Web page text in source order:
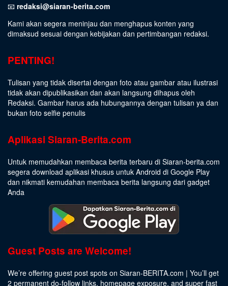
📧 redaksi@siaran-berita.com
Kami akan segera meninjau dan menghapus konten yang
dimaksud sesuai dengan kebijakan dan pertimbangan redaksi.
PENTING!
Tulisan yang tidak disertai dengan foto atau gambar atau ilustrasi
tidak akan dipublikasikan dan akan langsung dihapus oleh
Redaksi. Gambar harus ada hubungannya dengan tulisan ya dan
bukan foto selfie penulis
Aplikasi Siaran-Berita.com
Untuk memudahkan membaca berita terbaru di Siaran-berita.com
segera download aplikasi khusus untuk Android di Google Play
dan nikmati kemudahan membaca berita langsung dari gadget
Anda
Guest Posts are Welcome!
We’re offering guest post spots on Siaran-BERITA.com | You’ll get
2 permanent do-follow links, homepage exposure, and super fast